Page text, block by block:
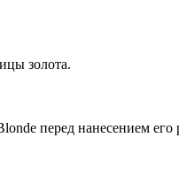
золота.
перед нанесением